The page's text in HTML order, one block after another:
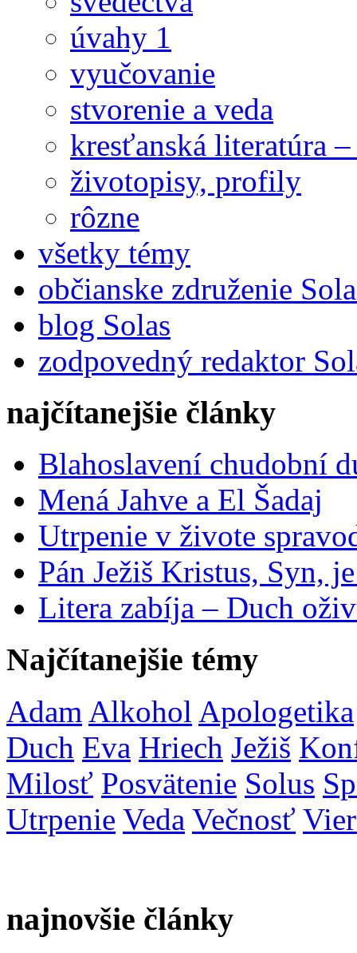
úvahy 1
vyučovanie
stvorenie a veda
kresťanská literatúra
životopisy, profily
rôzne
všetky témy
občianske združenie
blog Solas
zodpovedný redaktor
najčítanejšie články
Blahoslavení chudobní
Mená Jahve a El Šadaj
Utrpenie v živote
Pán Ježiš Kristus, Syn,
Litera zabíja – Duch
Najčítanejšie témy
Adam Alkohol Apologetika
Duch Eva Hriech Ježiš
Milosť Posvätenie Solus
Utrpenie Veda Večnosť
najnovšie články